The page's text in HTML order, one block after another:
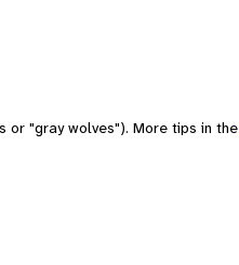
or "gray wolves"). More tips in the